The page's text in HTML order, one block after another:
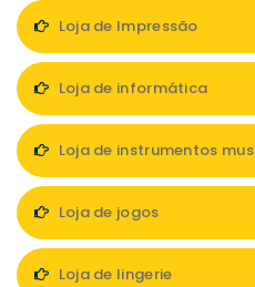
Loja de Impressão
Loja de informática
Loja de instrumentos
Loja de jogos
Loja de lingerie